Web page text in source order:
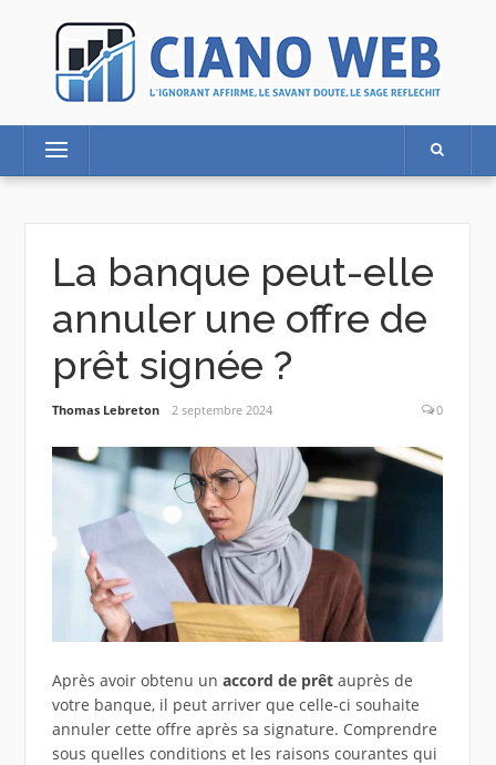
Menu
La banque peut-elle
annuler une offre de
prêt signée ?
Thomas Lebreton 2 septembre 2024 0
Après avoir obtenu un accord de prêtauprès de
votre banque, il peut arriver que celle-ci souhaite
annuler cette offre après sa signature. Comprendre
sous quelles conditions et les raisons courantes qui